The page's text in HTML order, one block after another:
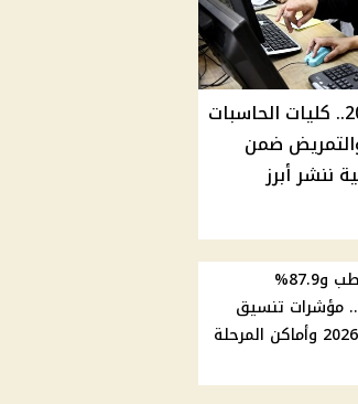
تنسيق الجامعات 2026.. كليات الحاسبات
ضمن
ننشر أبرز
92.8% للطب و87.9%
مؤشرات تنسيق
الجامعات 2026 وأماكن المرحلة